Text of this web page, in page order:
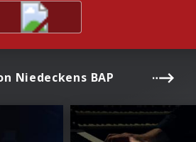
Niedeckens BAP